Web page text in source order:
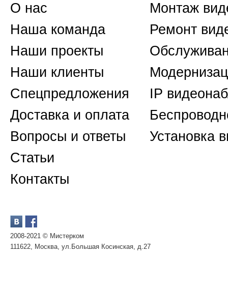
О нас
Наша команда
Наши проекты
Наши клиенты
Спецпредложения
Доставка и оплата
Вопросы и ответы
Статьи
Контакты
2008-2021 © Мистерком
111622, Москва, ул.Большая Косинская, д.27
Монтаж
Ремонт
IP
Установка